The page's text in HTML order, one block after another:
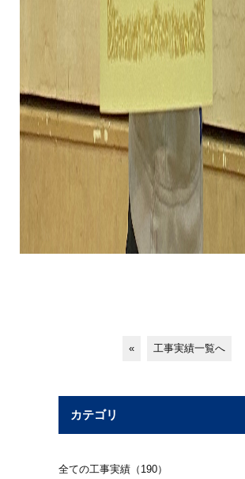
« 工事実績一覧へ
カテゴリ
全ての工事実績（190）